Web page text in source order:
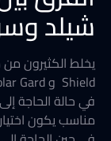
شيلد
Shield و Solar Gard، لكن تكمن الفروقات بينهما في الاتي:
في حالة الحاجة
مناسب يكون